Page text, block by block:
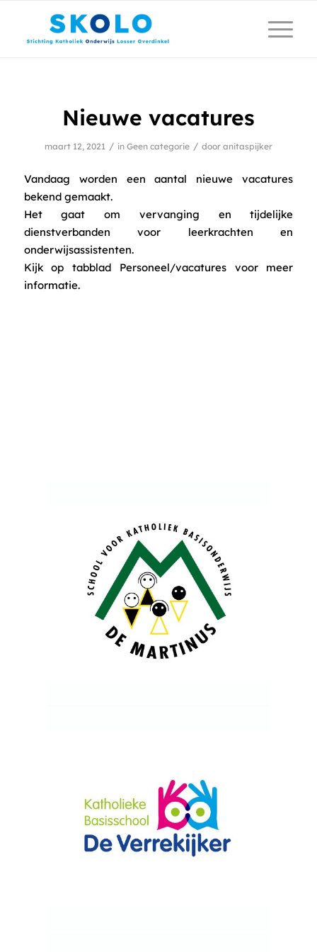
Nieuwe vacatures
maart 12, 2021 / in Geen categorie / door anitaspijker
Vandaag worden een aantal nieuwe vacatures
bekend gemaakt.
Het gaat om vervanging en tijdelijke
dienstverbanden voor leerkrachten en
onderwijsassistenten.
Kijk op tabblad Personeel/vacatures voor meer
informatie.